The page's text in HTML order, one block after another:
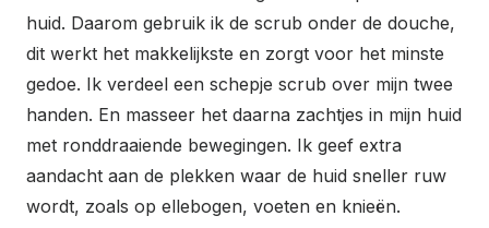
huid. Daarom gebruik ik de scrub onder de douche,
dit werkt het makkelijkste en zorgt voor het minste
gedoe. Ik verdeel een schepje scrub over mijn twee
handen. En masseer het daarna zachtjes in mijn huid
met ronddraaiende bewegingen. Ik geef extra
aandacht aan de plekken waar de huid sneller ruw
wordt, zoals op ellebogen, voeten en knieën.